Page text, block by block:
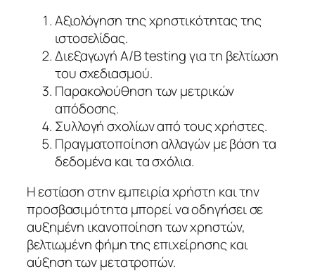
Αξιολόγηση της χρηστικότητας της
ιστοσελίδας.
Διεξαγωγή A/B testing για τη βελτίωση
του σχεδιασμού.
Παρακολούθηση των μετρικών
απόδοσης.
Συλλογή σχολίων από τους χρήστες.
Πραγματοποίηση αλλαγών με βάση τα
δεδομένα και τα σχόλια.
Η εστίαση στην εμπειρία χρήστη και την
προσβασιμότητα μπορεί να οδηγήσει σε
αυξημένη ικανοποίηση των χρηστών,
βελτιωμένη φήμη της επιχείρησης και
αύξηση των μετατροπών.